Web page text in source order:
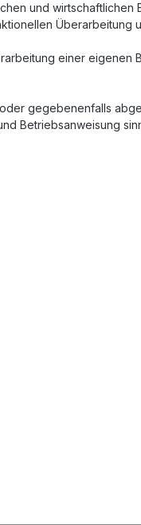
und wirtschaftlichen
Überarbeitung
einer eigenen
gegebenenfalls
Betriebsanweisung